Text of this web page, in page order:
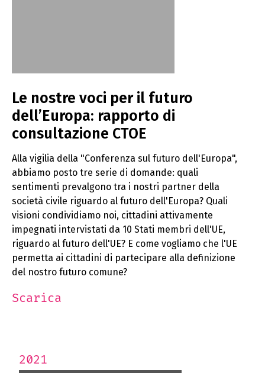
Le nostre voci per il futuro
dell’Europa: rapporto di
consultazione CTOE
Alla vigilia della "Conferenza sul futuro dell'Europa",
abbiamo posto tre serie di domande: quali
sentimenti prevalgono tra i nostri partner della
società civile riguardo al futuro dell'Europa? Quali
visioni condividiamo noi, cittadini attivamente
impegnati intervistati da 10 Stati membri dell'UE,
riguardo al futuro dell'UE? E come vogliamo che l'UE
permetta ai cittadini di partecipare alla definizione
del nostro futuro comune?
Scarica
2021